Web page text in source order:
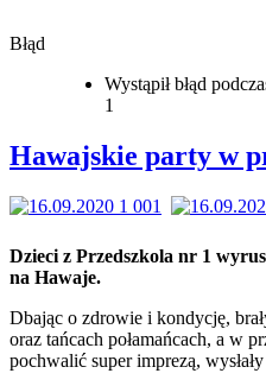
Błąd
Wystąpił błąd
1
Hawajskie party w
Dzieci z Przedszkola nr 1
na Hawaje.
Dbając o zdrowie i kondycję,
oraz tańcach połamańcach, a w
pochwalić super imprezą,